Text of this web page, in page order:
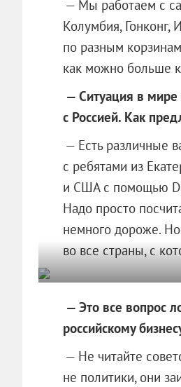
— Мы работаем с
Колумбия,
по разным
как можно больше
— Ситуация в мире
с Россией. Как
— Есть различные
с ребятами из
и США с помощью
Надо просто
немного дороже.
во все страны, с
— Это все вопрос
российскому
— Не читайте
не политики, они